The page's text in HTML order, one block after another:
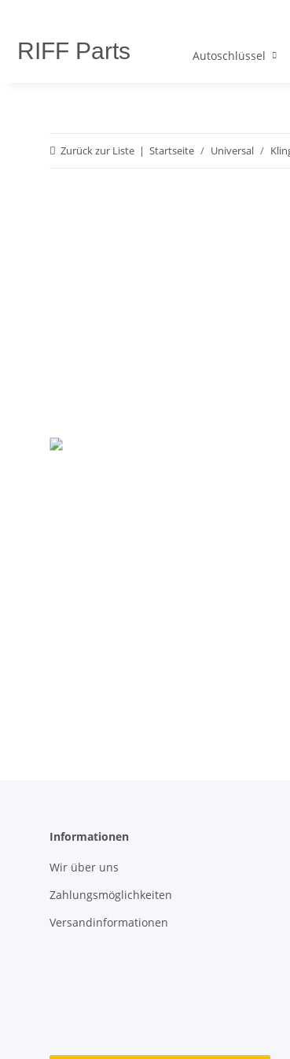
RIFF Parts Autoschlüssel
Zurück zur Liste Startseite Universal
Informationen
Wir über uns
Zahlungsmöglichkeiten
Versandinformationen